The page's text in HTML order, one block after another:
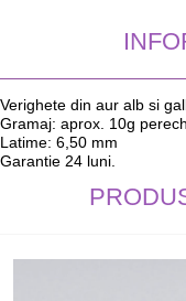
Verighete din aur alb si
Gramaj: aprox. 10g
Latime: 6,50 mm
Garantie 24 luni.